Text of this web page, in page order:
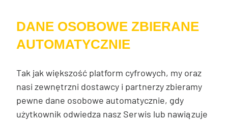
DANE OSOBOWE ZBIERANE
AUTOMATYCZNIE
Tak jak większość platform cyfrowych, my oraz
nasi zewnętrzni dostawcy i partnerzy zbieramy
pewne dane osobowe automatycznie, gdy
użytkownik odwiedza nasz Serwis lub nawiązuje